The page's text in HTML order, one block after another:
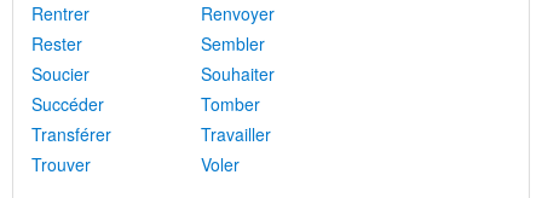
Rentrer
Renvoyer
Rester
Sembler
Soucier
Souhaiter
Succéder
Tomber
Transférer
Travailler
Trouver
Voler